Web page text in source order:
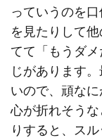
っていうのを
を見たりして
てて「もうダ
じがあります
いので、頑な
心が折れそう
りすると、ス